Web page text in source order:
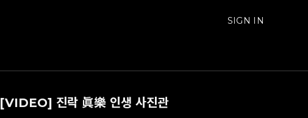
SIGN IN
[VIDEO] 진락 眞樂 인생 사진관